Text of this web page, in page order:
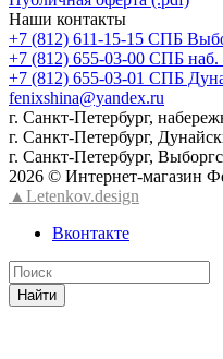
Наши контакты
+7 (812) 611-15-15 СПБ
+7 (812) 655-03-00 СПБ наб.
+7 (812) 655-03-01 СПБ
fenixshina@yandex.ru
г. Санкт-Петербург,
г. Санкт-Петербург,
г. Санкт-Петербург,
2026 © Интернет-магазин
▲Letenkov.design
Вконтакте
Найти